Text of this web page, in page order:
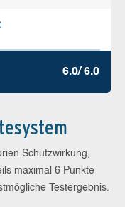
6.0/ 6.0
Schutzwirkung,
maximal 6 Punkte
Testergebnis.